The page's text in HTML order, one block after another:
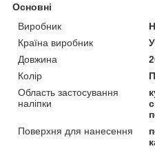
Основні
Виробник
Країна виробник
Довжина
Колір
Область застосування
наліпки
Поверхня для нанесення